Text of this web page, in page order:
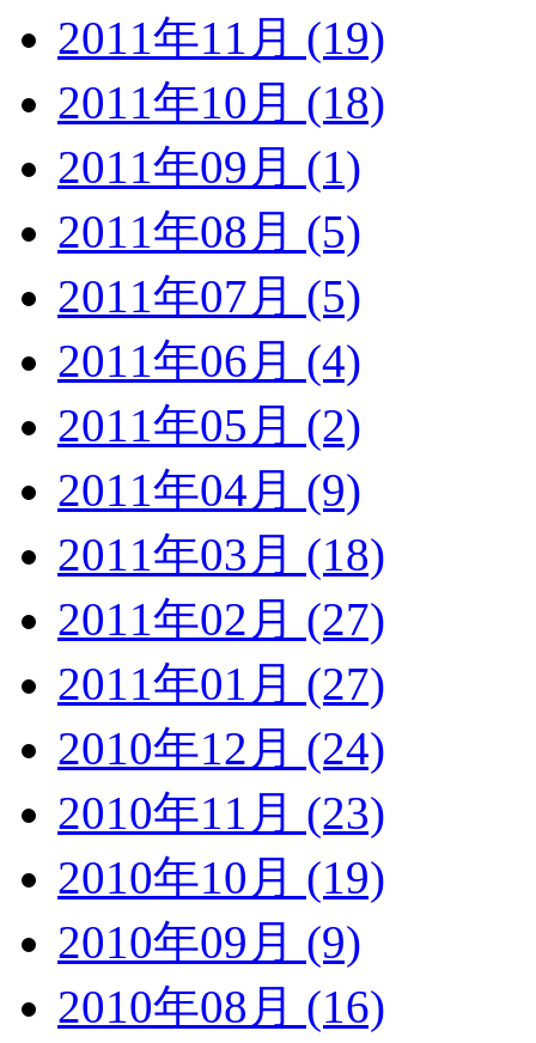
2011年11月 (19)
2011年10月 (18)
2011年09月 (1)
2011年08月 (5)
2011年07月 (5)
2011年06月 (4)
2011年05月 (2)
2011年04月 (9)
2011年03月 (18)
2011年02月 (27)
2011年01月 (27)
2010年12月 (24)
2010年11月 (23)
2010年10月 (19)
2010年09月 (9)
2010年08月 (16)